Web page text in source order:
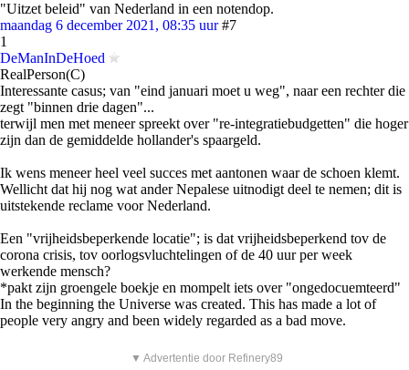
"Uitzet beleid" van Nederland in een notendop.
maandag 6 december 2021, 08:35 uur #7
1
DeManInDeHoed
RealPerson(C)
Interessante casus; van "eind januari moet u weg", naar een rechter die
zegt "binnen drie dagen"...
terwijl men met meneer spreekt over "re-integratiebudgetten" die hoger
zijn dan de gemiddelde hollander's spaargeld.
Ik wens meneer heel veel succes met aantonen waar de schoen klemt.
Wellicht dat hij nog wat ander Nepalese uitnodigt deel te nemen; dit is
uitstekende reclame voor Nederland.
Een "vrijheidsbeperkende locatie"; is dat vrijheidsbeperkend tov de
corona crisis, tov oorlogsvluchtelingen of de 40 uur per week
werkende mensch?
*pakt zijn groengele boekje en mompelt iets over "ongedocuemteerd"
In the beginning the Universe was created. This has made a lot of
people very angry and been widely regarded as a bad move.
▼ Advertentie door Refinery89